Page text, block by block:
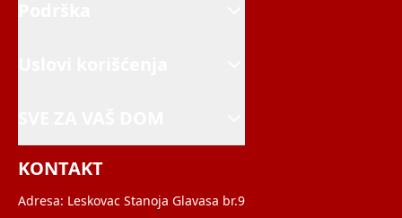
KONTAKT
Adresa: Leskovac Stanoja Glavasa br.9